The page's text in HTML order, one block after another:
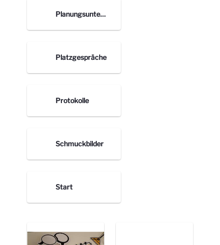
Planungsunterlagen nach Orten
Platzgespräche
Protokolle
Schmuckbilder
Start